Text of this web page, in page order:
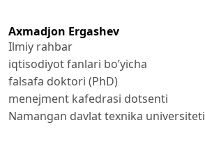
Axmadjon Ergashev
Ilmiy rahbar
iqtisodiyot fanlari bo’yicha
falsafa doktori (PhD)
menejment kafedrasi dotsenti
Namangan davlat texnika universiteti